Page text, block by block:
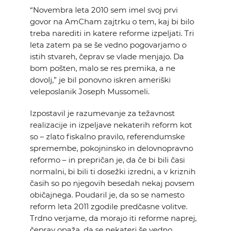
“Novembra leta 2010 sem imel svoj prvi
govor na AmCham zajtrku o tem, kaj bi bilo
treba narediti in katere reforme izpeljati. Tri
leta zatem pa se še vedno pogovarjamo o
istih stvareh, čeprav se vlade menjajo. Da
bom pošten, malo se res premika, a ne
dovolj,” je bil ponovno iskren ameriški
veleposlanik Joseph Mussomeli.
Izpostavil je razumevanje za težavnost
realizacije in izpeljave nekaterih reform kot
so – zlato fiskalno pravilo, referendumske
spremembe, pokojninsko in delovnopravno
reformo – in prepričan je, da če bi bili časi
normalni, bi bili ti dosežki izredni, a v kriznih
časih so po njegovih besedah nekaj povsem
običajnega. Poudaril je, da so se namesto
reform leta 2011 zgodile predčasne volitve.
Trdno verjame, da morajo iti reforme naprej,